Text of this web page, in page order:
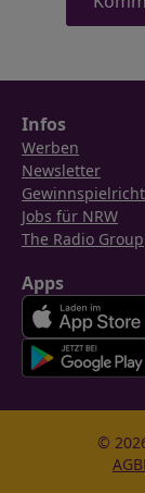
Infos
Werben
Newsletter
Jobs für NRW
The Radio Group
Apps
©
AGB